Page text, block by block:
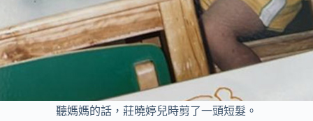
聽媽媽的話，莊曉婷兒時剪了一頭短髮。